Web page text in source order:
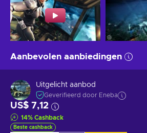
Aanbevolen aanbiedingen
Uitgelicht aanbod
Geverifieerd door Eneba
US$ 7,12
14% Cashback
Beste cashback